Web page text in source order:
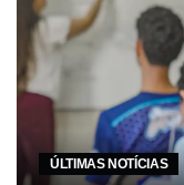
ÚLTIMAS NOTÍCIAS